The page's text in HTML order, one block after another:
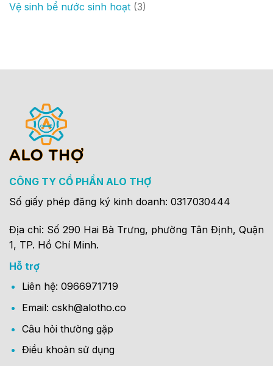
Vệ sinh bể nước sinh hoạt (3)
CÔNG TY CỔ PHẦN ALO THỢ
Số giấy phép đăng ký kinh doanh: 0317030444
Địa chỉ: Số 290 Hai Bà Trưng, phường Tân Định, Quận
1, TP. Hồ Chí Minh.
Hỗ trợ
Liên hệ: 0966971719
Email: cskh@alotho.co
Câu hỏi thường gặp
Điều khoản sử dụng